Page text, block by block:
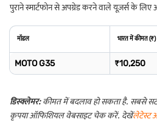
पुराने स्मार्टफोन से अपग्रेड करने वाले यूज़र्स के लिए
मॉडल भारत में कीमत (₹)
MOTO G35 ₹10,250
डिस्क्लेमर:कीमत में बदलाव हो सकता है. सबसे
कृपया ऑफिशियल वेबसाइट चेक करें. देखेंलेटेस्ट